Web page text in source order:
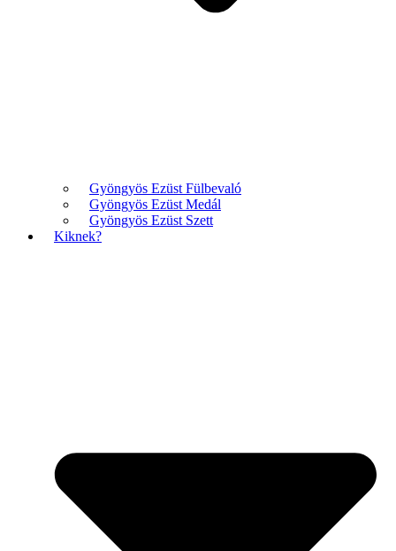
Gyöngyös Ezüst Fülbevaló
Gyöngyös Ezüst Medál
Gyöngyös Ezüst Szett
Kiknek?